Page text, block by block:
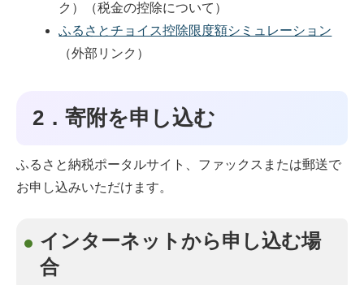
ク）
（税金の控除について）
ふるさとチョイス控除限度額シミュレーション
（外部リンク）
2．寄附を申し込む
ふるさと納税ポータルサイト、ファックスまたは郵送で
お申し込みいただけます。
インターネットから申し込む場
合